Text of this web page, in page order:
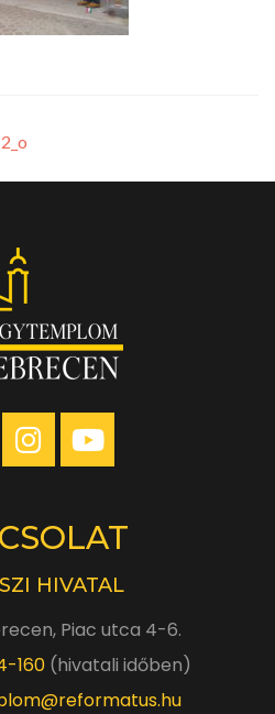
HIVATAL
Piac utca 4-6.
160(hivatali időben)